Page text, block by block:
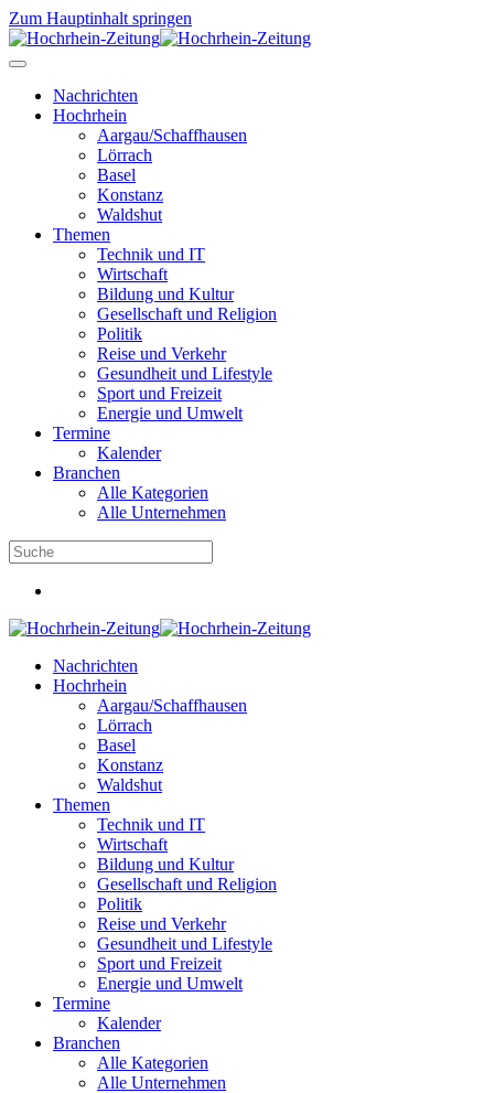
Zum Hauptinhalt springen
Nachrichten
Hochrhein
Aargau/Schaffhausen
Lörrach
Basel
Konstanz
Waldshut
Themen
Technik und IT
Wirtschaft
Bildung und Kultur
Gesellschaft und Religion
Politik
Reise und Verkehr
Gesundheit und Lifestyle
Sport und Freizeit
Energie und Umwelt
Termine
Kalender
Branchen
Alle Kategorien
Alle Unternehmen
Nachrichten
Hochrhein
Aargau/Schaffhausen
Lörrach
Basel
Konstanz
Waldshut
Themen
Technik und IT
Wirtschaft
Bildung und Kultur
Gesellschaft und Religion
Politik
Reise und Verkehr
Gesundheit und Lifestyle
Sport und Freizeit
Energie und Umwelt
Termine
Kalender
Branchen
Alle Kategorien
Alle Unternehmen